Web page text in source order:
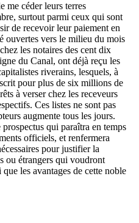
me céder leurs terres
surtout parmi ceux qui sont
de recevoir leur paiement en
ouvertes vers le milieu du mois
les notaires des cent dix
du Canal, ont déjà reçu les
riverains, lesquels, à
pour plus de six millions de
à verser chez les receveurs
Ces listes ne sont pas
augmente tous les jours.
qui paraîtra en temps
officiels, et renfermera
pour justifier la
ou étrangers qui voudront
les avantages de cette noble